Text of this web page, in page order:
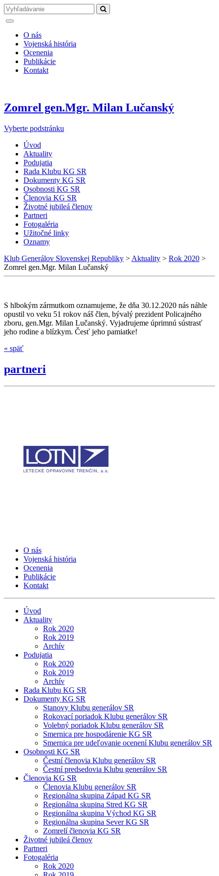
O nás
Vojenská história
Ocenenia
Publikácie
Kontakt
Zomrel gen.Mgr. Milan Lučanský
Vyberte podstránku
Úvod
Aktuality
Podujatia
Rada Klubu KG SR
Dokumenty KG SR
Osobnosti KG SR
Členovia KG SR
Životné jubileá členov
Partneri
Fotogaléria
Užitočné linky
Oznamy
Klub Generálov Slovenskej Republiky > Aktuality > Rok 2020 >
Zomrel gen.Mgr. Milan Lučanský
S hlbokým zármutkom oznamujeme, že dňa 30.12.2020 nás náhle
opustil vo veku 51 rokov náš člen, bývalý prezident Policajného
zboru, gen.Mgr. Milan Lučanský. Vyjadrujeme úprimnú sústrasť
jeho rodine a blízkym. Česť jeho pamiatke!
« späť
partneri
O nás
Vojenská história
Ocenenia
Publikácie
Kontakt
Úvod
Aktuality
Rok 2020
Rok 2019
Archív
Podujatia
Rok 2020
Rok 2019
Archív
Rada Klubu KG SR
Dokumenty KG SR
Stanovy Klubu generálov SR
Rokovací poriadok Klubu generálov SR
Volebný poriadok Klubu generálov SR
Smernica pre hospodárenie KG SR
Smernica pre udeľovanie ocenení Klubu generálov SR
Osobnosti KG SR
Čestní členovia Klubu generálov SR
Čestní predsedovia Klubu generálov SR
Členovia KG SR
Členovia Klubu generálov SR
Regionálna skupina Západ KG SR
Regionálna skupina Stred KG SR
Regionálna skupina Východ KG SR
Regionálna skupina Sever KG SR
Zomrelí členovia KG SR
Životné jubileá členov
Partneri
Fotogaléria
Rok 2020